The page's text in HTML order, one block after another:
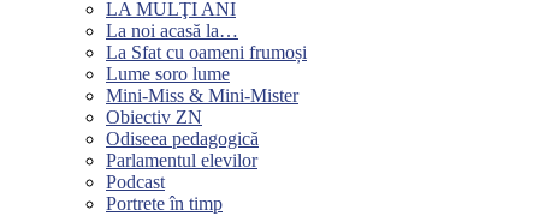
LA MULŢI ANI
La noi acasă la…
La Sfat cu oameni frumoși
Lume soro lume
Mini-Miss & Mini-Mister
Obiectiv ZN
Odiseea pedagogică
Parlamentul elevilor
Podcast
Portrete în timp